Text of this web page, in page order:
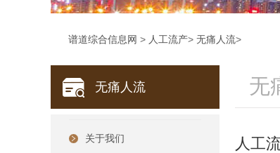
谱道综合信息网 > 人工流产> 无痛人流>
无痛人流
关于我们
无
人工